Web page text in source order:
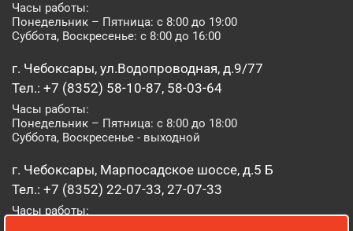
Часы работы:
Понедельник – Пятница: с 8:00 до 19:00
Суббота, Воскресенье: с 8:00 до 16:00
г. Чебоксары, ул.Водопроводная, д.9/77
Тел.: +7 (8352) 58-10-87, 58-03-64
Часы работы:
Понедельник – Пятница: с 8:00 до 18:00
Суббота, Воскресенье - выходной
г. Чебоксары, Марпосадское шоссе, д.5 Б
Тел.: +7 (8352) 22-07-33, 27-07-33
Часы работы: